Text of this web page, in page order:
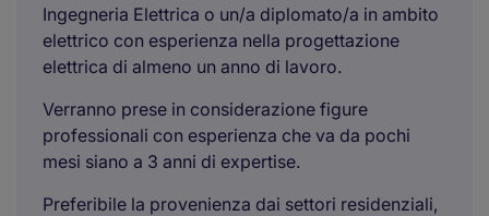
Ingegneria Elettrica o un/a diplomato/a in ambito
elettrico con esperienza nella progettazione
elettrica di almeno un anno di lavoro.
Verranno prese in considerazione figure
professionali con esperienza che va da pochi
mesi siano a 3 anni di expertise.
Preferibile la provenienza dai settori residenziali,